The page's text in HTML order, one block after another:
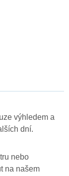
výhledem a
dní.
nebo
na našem